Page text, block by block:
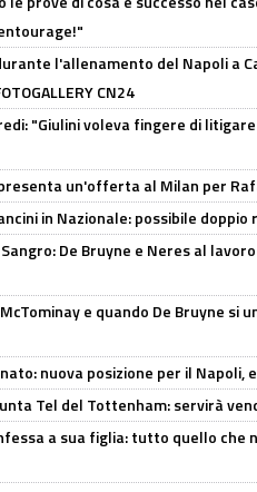
l'allenamento del Napoli a
CN24
"Giulini voleva fingere di
un'offerta al Milan per
in Nazionale: possibile doppio
De Bruyne e Neres al lavoro
e quando De Bruyne si
nuova posizione per il Napoli,
Tel del Tottenham: servirà
a sua figlia: tutto quello che